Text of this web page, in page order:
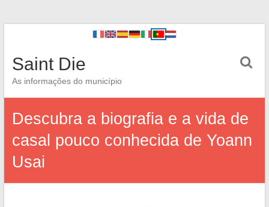
Saint Die
As informações do município
Descubra a biografia e a vida de
casal pouco conhecida de Yoann
Usai